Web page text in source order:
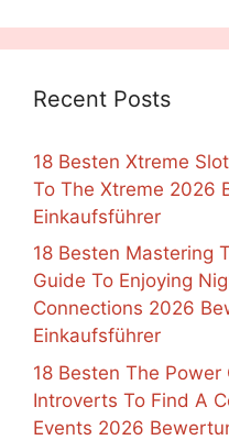
Recent Posts
18 Besten Xtreme
To The Xtreme 2026
Einkaufsführer
18 Besten Mastering
Guide To Enjoying
Connections 2026
Einkaufsführer
18 Besten The
Introverts To Find A
Events 2026